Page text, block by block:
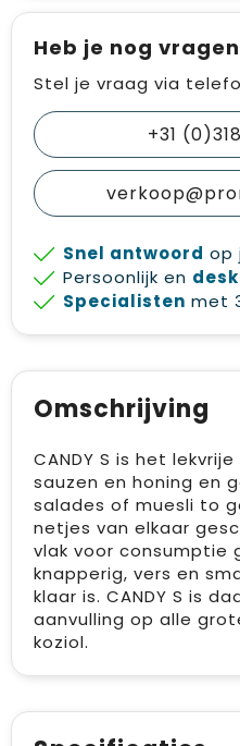
Heb je nog
Stel je vraag via
+31
Snel antwoord op
Persoonlijk en
Specialisten met
Omschrijving
CANDY S is het
sauzen en honing en
salades of muesli to
netjes van elkaar
vlak voor consumptie
knapperig, vers en
klaar is. CANDY S is
aanvulling op alle
koziol.